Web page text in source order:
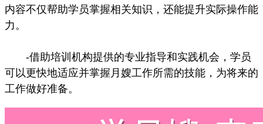
内容不仅帮助学员掌握相关知识，还能提升实际操作能
力。
-借助培训机构提供的专业指导和实践机会，学员
可以更快地适应并掌握月嫂工作所需的技能，为将来的
工作做好准备。